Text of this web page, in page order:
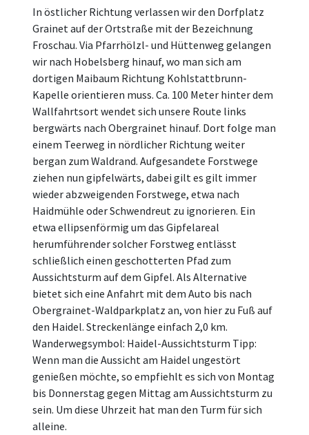
In östlicher Richtung verlassen wir den Dorfplatz
Grainet auf der Ortstraße mit der Bezeichnung
Froschau. Via Pfarrhölzl- und Hüttenweg gelangen
wir nach Hobelsberg hinauf, wo man sich am
dortigen Maibaum Richtung Kohlstattbrunn-
Kapelle orientieren muss. Ca. 100 Meter hinter dem
Wallfahrtsort wendet sich unsere Route links
bergwärts nach Obergrainet hinauf. Dort folge man
einem Teerweg in nördlicher Richtung weiter
bergan zum Waldrand. Aufgesandete Forstwege
ziehen nun gipfelwärts, dabei gilt es gilt immer
wieder abzweigenden Forstwege, etwa nach
Haidmühle oder Schwendreut zu ignorieren. Ein
etwa ellipsenförmig um das Gipfelareal
herumführender solcher Forstweg entlässt
schließlich einen geschotterten Pfad zum
Aussichtsturm auf dem Gipfel. Als Alternative
bietet sich eine Anfahrt mit dem Auto bis nach
Obergrainet-Waldparkplatz an, von hier zu Fuß auf
den Haidel. Streckenlänge einfach 2,0 km.
Wanderwegsymbol: Haidel-Aussichtsturm Tipp:
Wenn man die Aussicht am Haidel ungestört
genießen möchte, so empfiehlt es sich von Montag
bis Donnerstag gegen Mittag am Aussichtsturm zu
sein. Um diese Uhrzeit hat man den Turm für sich
alleine.